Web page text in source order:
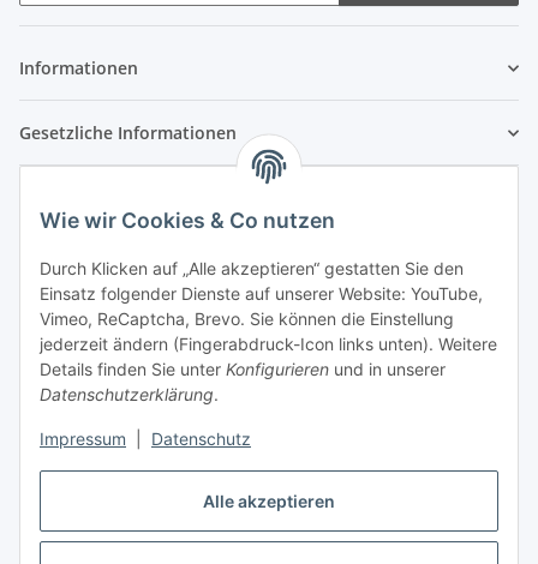
Alle akzeptieren
Wie wir Cookies & Co nutzen
Durch Klicken auf „Alle akzeptieren“ gestatten Sie den
Einsatz folgender Dienste auf unserer Website: YouTube,
Vimeo, ReCaptcha, Brevo. Sie können die Einstellung
jederzeit ändern (Fingerabdruck-Icon links unten). Weitere
Details finden Sie unter Konfigurieren und in unserer
Datenschutzerklärung.
Impressum Datenschutz
Informationen
Gesetzliche Informationen
Vertrag widerrufen